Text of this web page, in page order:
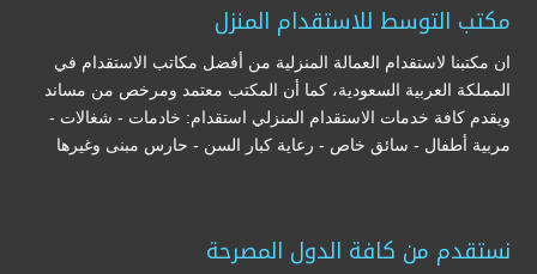
مكتب التوسط للاستقدام المنزل
ان مكتبنا لاستقدام العمالة المنزلية من أفضل مكاتب الاستقدام في
المملكة العربية السعودية، كما أن المكتب معتمد ومرخص من مساند
ويقدم كافة خدمات الاستقدام المنزلي استقدام: خادمات - شغالات -
مربية أطفال - سائق خاص - رعاية كبار السن - حارس مبنى وغيرها
نستقدم من كافة الدول المصرحة